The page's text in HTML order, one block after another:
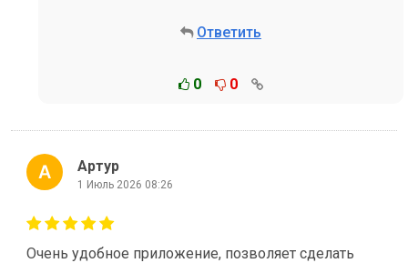
Ответить
0 0
Артур
1 Июль 2026 08:26
Очень удобное приложение, позволяет сделать